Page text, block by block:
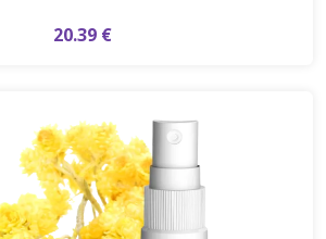
20.39 €